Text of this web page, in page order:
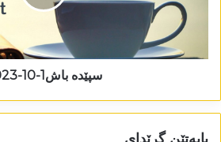
سپێدە باش1-10-2023